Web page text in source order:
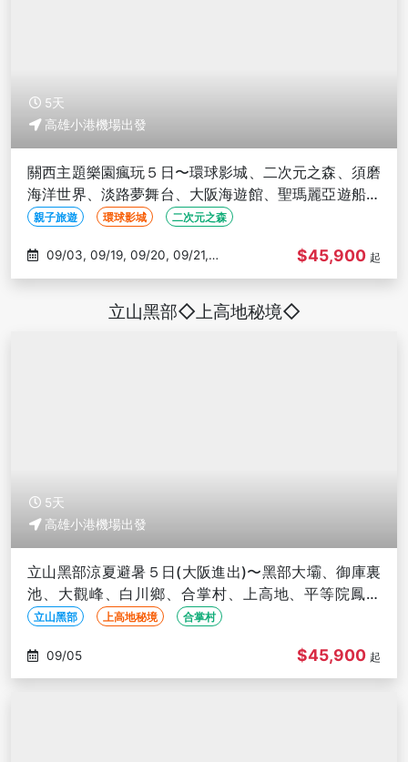
5天
高雄小港機場出發
關西主題樂園瘋玩５日〜環球影城、二次元之森、須磨
海洋世界、淡路夢舞台、大阪海遊館、聖瑪麗亞遊船、
難波八阪神社-高雄出發
親子旅遊 環球影城 二次元之森
10/29
$45,900 起
立山黑部◇上高地秘境◇
5天
高雄小港機場出發
立山黑部涼夏避暑５日(大阪進出)〜黑部大壩、御庫裏
池、大觀峰、白川鄉、合掌村、上高地、平等院鳳凰
堂-高雄出發
立山黑部 上高地秘境 合掌村
09/05 $45,900 起